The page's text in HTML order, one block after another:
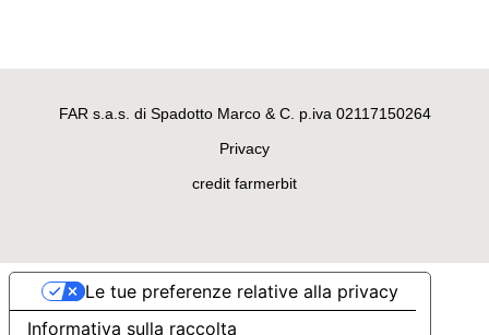
MAGLIETTE PER CANI DI LUSSO
FAR s.a.s. di Spadotto Marco & C. p.iva 02117150264
Privacy
credit farmerbit
Informativa sulla raccolta
Le tue preferenze relative alla privacy